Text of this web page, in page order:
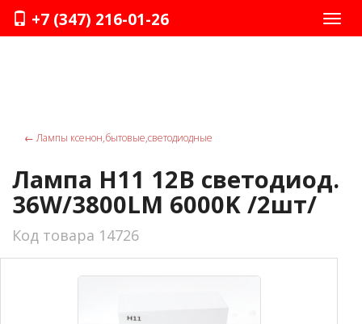
+7 (347) 216-01-26
←Лампы ксенон,бытовые,светодиодные
Лампа Н11 12В светодиод.
36W/3800LM 6000K /2шт/
Код товара 14726